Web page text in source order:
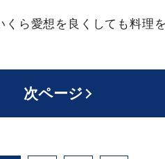
ら愛想を良くしても料理
次ページ